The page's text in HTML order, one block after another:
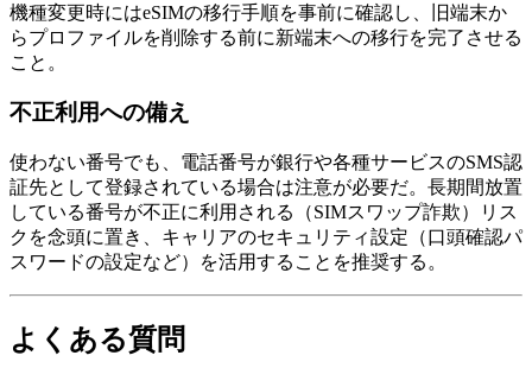
機種変更時にはeSIMの移行手順を事前に確認し、旧端末か
らプロファイルを削除する前に新端末への移行を完了させる
こと。
不正利用への備え
使わない番号でも、電話番号が銀行や各種サービスのSMS認
証先として登録されている場合は注意が必要だ。長期間放置
している番号が不正に利用される（SIMスワップ詐欺）リス
クを念頭に置き、キャリアのセキュリティ設定（口頭確認パ
スワードの設定など）を活用することを推奨する。
よくある質問